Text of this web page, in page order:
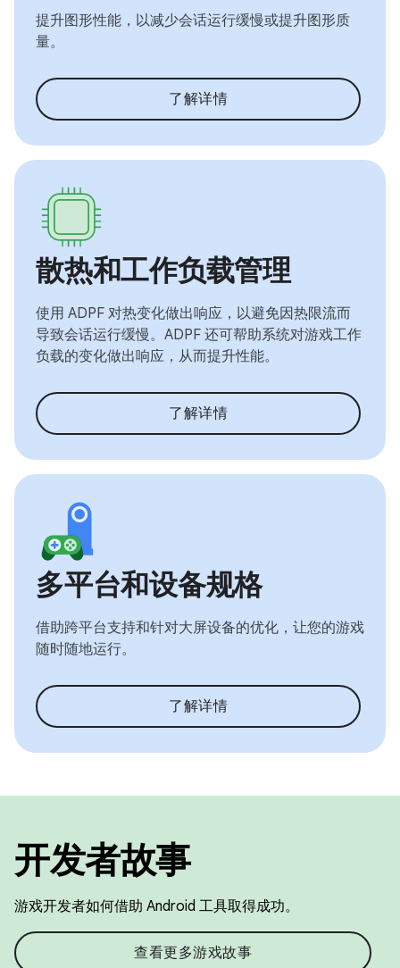
提升图形性能，以减少会话运行缓慢或提升图形质
量。
了解详情
散热和工作负载管理
使用 ADPF 对热变化做出响应，以避免因热限流而
导致会话运行缓慢。ADPF 还可帮助系统对游戏工作
负载的变化做出响应，从而提升性能。
了解详情
多平台和设备规格
借助跨平台支持和针对大屏设备的优化，让您的游戏
随时随地运行。
了解详情
开发者故事
游戏开发者如何借助 Android 工具取得成功。
查看更多游戏故事